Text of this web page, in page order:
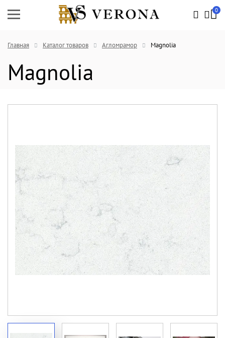
0
Главная Каталог товаров Агломрамор Magnolia
Magnolia